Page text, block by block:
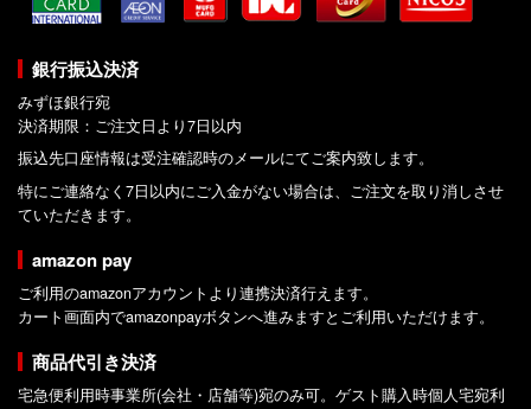
銀行振込決済
みずほ銀行宛
決済期限：ご注文日より7日以内
振込先口座情報は受注確認時のメールにてご案内致します。
特にご連絡なく7日以内にご入金がない場合は、ご注文を取り消しさせ
ていただきます。
amazon pay
ご利用のamazonアカウントより連携決済行えます。
カート画面内でamazonpayボタンへ進みますとご利用いただけます。
商品代引き決済
宅急便利用時事業所(会社・店舗等)宛のみ可。ゲスト購入時個人宅宛利